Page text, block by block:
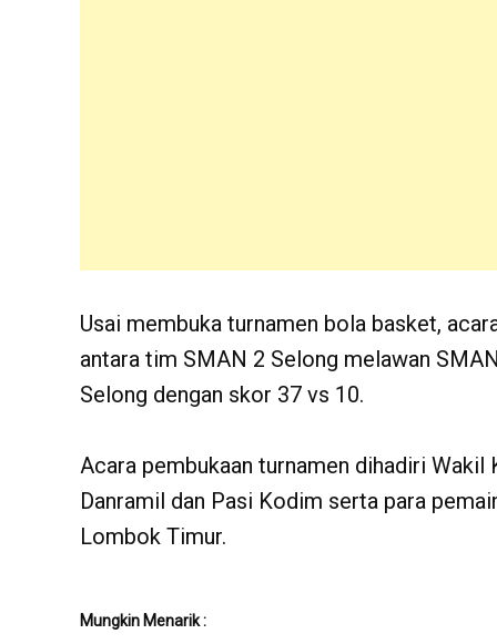
Usai membuka turnamen bola basket,
antara tim SMAN 2 Selong melawan
Selong dengan skor 37 vs 10.
Acara pembukaan turnamen dihadiri
Danramil dan Pasi Kodim serta para
Lombok Timur.
Mungkin Menarik :